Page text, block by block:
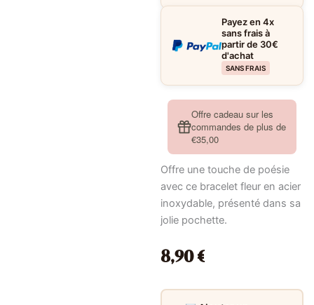
Payez en 4x
sans frais à
partir de 30€
d'achat
SANS FRAIS
Offre cadeau sur les
commandes de plus de
€35,00
Offre une touche de poésie
avec ce bracelet fleur en acier
inoxydable, présenté dans sa
jolie pochette.
8,90€